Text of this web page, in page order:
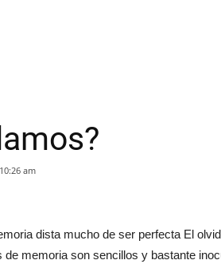
am
dista mucho de ser perfecta El
de memoria son sencillos y bastante